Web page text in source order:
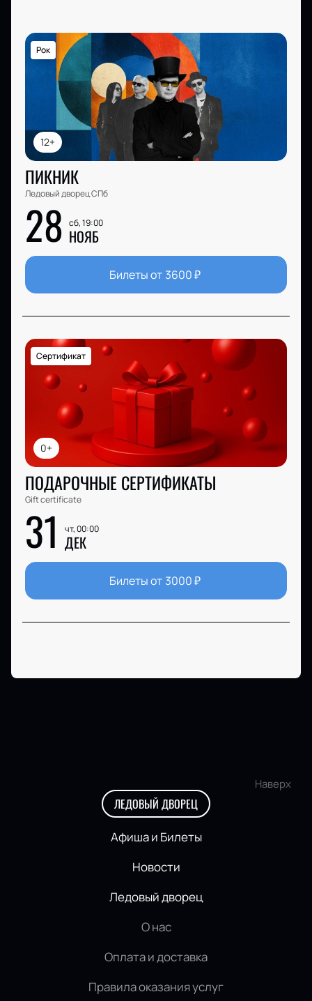
12+
Рок
ПИКНИК
Ледовый дворец СПб
28 сб, 19:00
НОЯБ
Билеты от 3600₽
0+
Сертификат
ПОДАРОЧНЫЕ СЕРТИФИКАТЫ
Gift certificate
31 чт, 00:00
ДЕК
Билеты от 3000₽
Наверх
ЛЕДОВЫЙ ДВОРЕЦ
Афиша и Билеты
Новости
Ледовый дворец
О нас
Оплата и доставка
Правила оказания услуг